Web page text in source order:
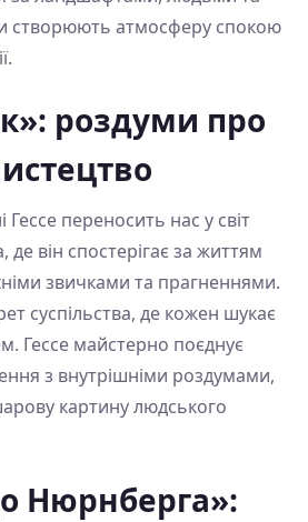
створюють атмосферу спокою
роздуми про
Гессе переносить нас у світ
де він спостерігає за життям
звичками та прагненнями.
суспільства, де кожен шукає
Гессе майстерно поєднує
з внутрішніми роздумами,
картину людського
Нюрнберга»: